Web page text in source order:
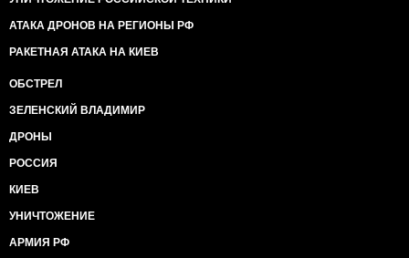
АТАКА ДРОНОВ НА РЕГИОНЫ РФ
РАКЕТНАЯ АТАКА НА КИЕВ
ОБСТРЕЛ
ЗЕЛЕНСКИЙ ВЛАДИМИР
ДРОНЫ
РОССИЯ
КИЕВ
УНИЧТОЖЕНИЕ
АРМИЯ РФ